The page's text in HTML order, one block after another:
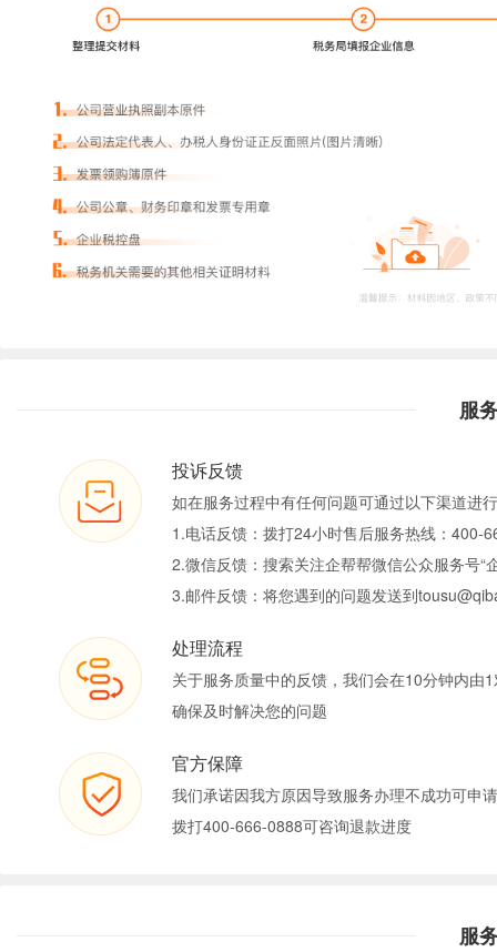
服
投诉反馈
如在服务过程中有任何问题可通过以下渠道进
1.电话反馈：拨打24小时售后服务热线：400-
2.微信反馈：搜索关注企帮帮微信公众服务号“
3.邮件反馈：将您遇到的问题发送到
处理流程
关于服务质量中的反馈，我们会在10分钟内由
确保及时解决您的问题
官方保障
我们承诺因我方原因导致服务办理不成功可申
拨打400-666-0888可咨询退款进度
服